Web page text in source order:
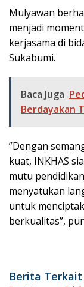
Mulyawan
menjadi
kerjasama di
Sukabumi.
Baca Juga
Berdayakan
”Dengan
kuat, INKHAS
mutu
menyatukan
untuk
berkualitas”,
Berita Terkait